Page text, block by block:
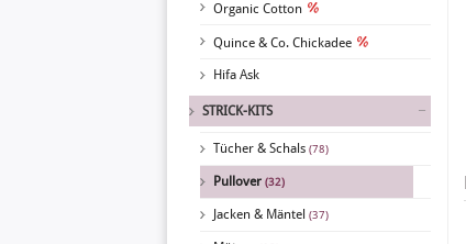
Organic Cotton
Quince & Co. Chickadee
Hifa Ask
STRICK-KITS
Tücher & Schals (78)
Pullover (32)
Jacken & Mäntel (37)